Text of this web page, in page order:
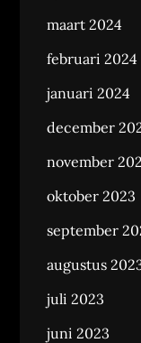
maart 2024
februari 2024
januari 2024
december
november
oktober 2023
september
augustus
juli 2023
juni 2023